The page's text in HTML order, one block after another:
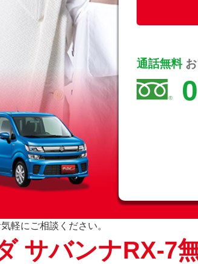
通話無料お
軽にご相談ください。
サバンナRX-7